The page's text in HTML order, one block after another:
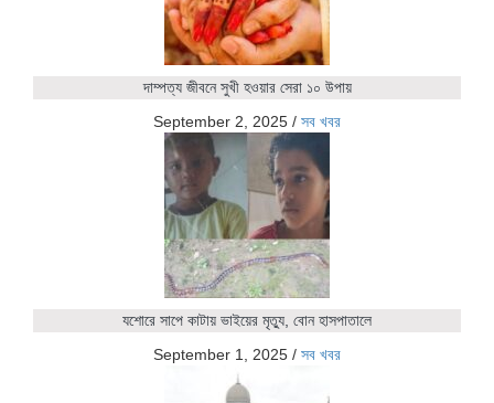
দাম্পত্য জীবনে সুখী হওয়ার সেরা ১০ উপায়
September 2, 2025 / সব খবর
যশোরে সাপে কাটায় ভাইয়ের মৃত্যু, বোন হাসপাতালে
September 1, 2025 / সব খবর